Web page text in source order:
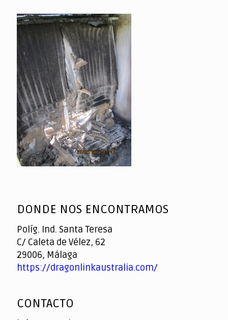
DONDE NOS ENCONTRAMOS
Políg. Ind. Santa Teresa
C/ Caleta de Vélez, 62
29006, Málaga
https://dragonlinkaustralia.com/
CONTACTO